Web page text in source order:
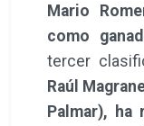
Mario
como
tercer
Raúl
Palmar), ha